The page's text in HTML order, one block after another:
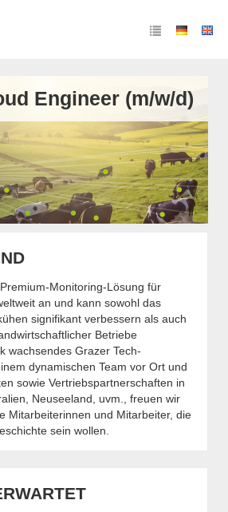
Engineer (m/w/d)
Monitoring-Lösung für
an und kann sowohl das
signifikant verbessern als auch
Betriebe
wachsendes Grazer Tech-
dynamischen Team vor Ort und
sowie Vertriebspartnerschaften in
Neuseeland, uvm., freuen wir
Mitarbeiterinnen und Mitarbeiter, die
sein wollen.